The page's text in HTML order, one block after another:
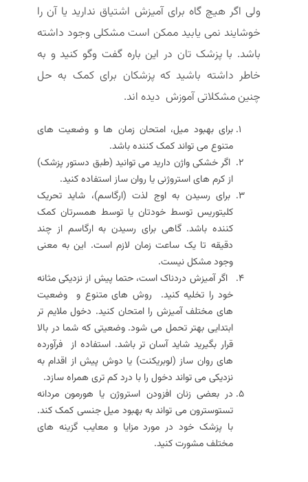
ولی اگر هیچ گاه برای آمیزش اشتیاق ندارید یا آن را
خوشایند نمی یابید ممکن است مشکلی وجود داشته
باشد. با پزشک تان در این باره گفت وگو کنید و به
خاطر داشته باشید که پزشکان برای کمک به حل
چنین مشکلاتی آموزش دیده اند.
برای بهبود میل، امتحان زمان ها و وضعیت های
متنوع می تواند کمک کننده باشد.
اگر خشکی واژن دارید می توانید (طبق دستور پزشک)
از کرم های استروژنی یا روان ساز استفاده کنید.
برای رسیدن به اوج لذت (ارگاسم)، شاید تحریک
کلیتوریس توسط خودتان یا توسط همسرتان کمک
کننده باشد. گاهی برای رسیدن به ارگاسم از چند
دقیقه تا یک ساعت زمان لازم است. این به معنی
وجود مشکل نیست.
اگر آمیزش دردناک است، حتما پیش از نزدیکی مثانه
خود را تخلیه کنید. روش های متنوع و وضعیت
های مختلف آمیزش را امتحان کنید. دخول ملایم تر
ابتدایی بهتر تحمل می شود. وضعیتی که شما در بالا
قرار بگیرید شاید آسان تر باشد. استفاده از فرآورده
های روان ساز (لوبریکنت) یا دوش پیش از اقدام به
نزدیکی می تواند دخول را با درد کم تری همراه سازد.
در بعضی زنان افزودن استروژن یا هورمون مردانه
تستوسترون می تواند به بهبود میل جنسی کمک کند.
با پزشک خود در مورد مزایا و معایب گزینه های
مختلف مشورت کنید.